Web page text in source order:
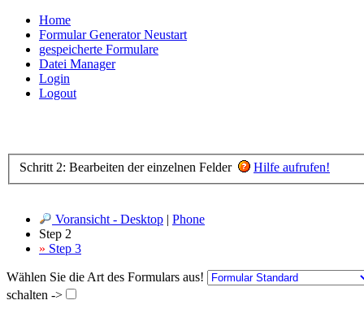
Home
Formular Generator Neustart
gespeicherte Formulare
Datei Manager
Login
Logout
Schritt 2: Bearbeiten der einzelnen Felder Hilfe aufrufen!
Voransicht - Desktop | Phone
Step 2
» Step 3
Wählen Sie die Art des Formulars aus!
schalten ->